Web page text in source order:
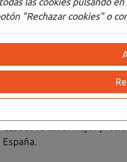
naturalista.
15 ml
"Rechazar cookies" o